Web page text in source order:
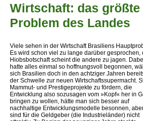
Wirtschaft: das größte
Problem des Landes
Viele sehen in der Wirtschaft Brasiliens
Es wird schon viel zu lange darüber gesprochen,
Hiobsbotschaft scheint die andere zu jagen.
hatte alles einmal so hoffnungsvoll begonnen,
sich Brasilien doch in den achtziger Jahren
der Schwelle zur neuen Wirtschaftssupermacht.
Mammut- und Prestigeprojekte zu fördern, die
Entwicklung also sozusagen vom »Kopf« her in
bringen zu wollen, hätte man sich besser auf
nachhaltige Entwicklungsmodelle besonnen,
sind für die Geldgeber (die Industrieländer) nicht